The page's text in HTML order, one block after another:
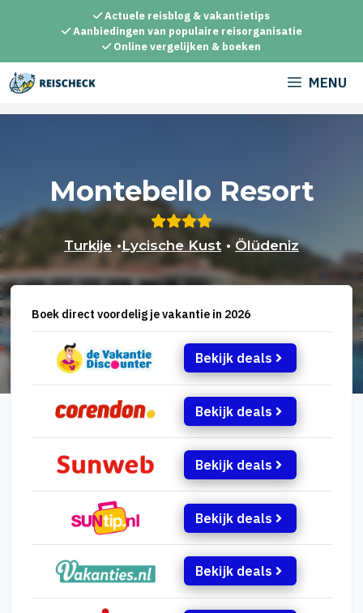
inhoud
Actuele reisblog & vakantietips
Aanbiedingen van populaire reisorganisatie
Online vergelijken & boeken
MENU
Montebello Resort
Turkije •Lycische Kust • Ölüdeniz
Boek direct voordelig je vakantie in 2026
Bekijk deals
Bekijk deals
Bekijk deals
Bekijk deals
Bekijk deals